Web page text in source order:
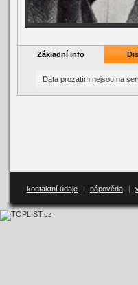
Základní info
Data prozatím nejsou na
kontaktní údaje | nápověda |